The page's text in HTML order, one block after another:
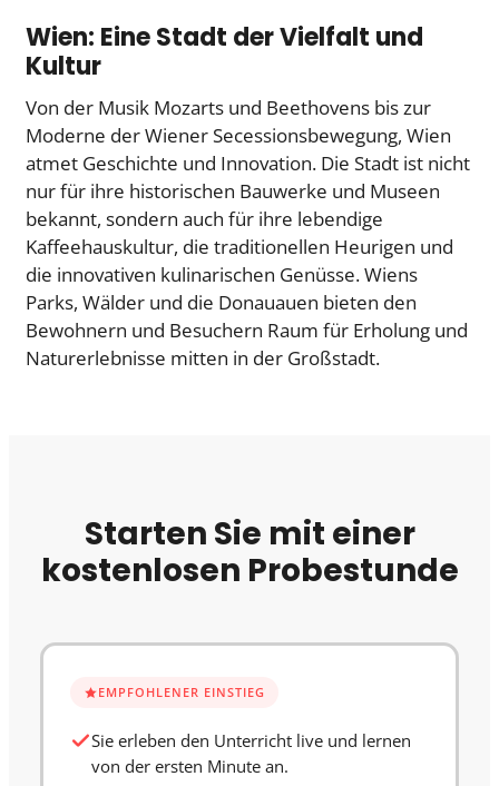
Wien: Eine Stadt der Vielfalt und
Kultur
Von der Musik Mozarts und Beethovens bis zur
Moderne der Wiener Secessionsbewegung, Wien
atmet Geschichte und Innovation. Die Stadt ist nicht
nur für ihre historischen Bauwerke und Museen
bekannt, sondern auch für ihre lebendige
Kaffeehauskultur, die traditionellen Heurigen und
die innovativen kulinarischen Genüsse. Wiens
Parks, Wälder und die Donauauen bieten den
Bewohnern und Besuchern Raum für Erholung und
Naturerlebnisse mitten in der Großstadt.
Starten Sie mit einer
kostenlosen Probestunde
EMPFOHLENER EINSTIEG
Sie erleben den Unterricht live und lernen
von der ersten Minute an.